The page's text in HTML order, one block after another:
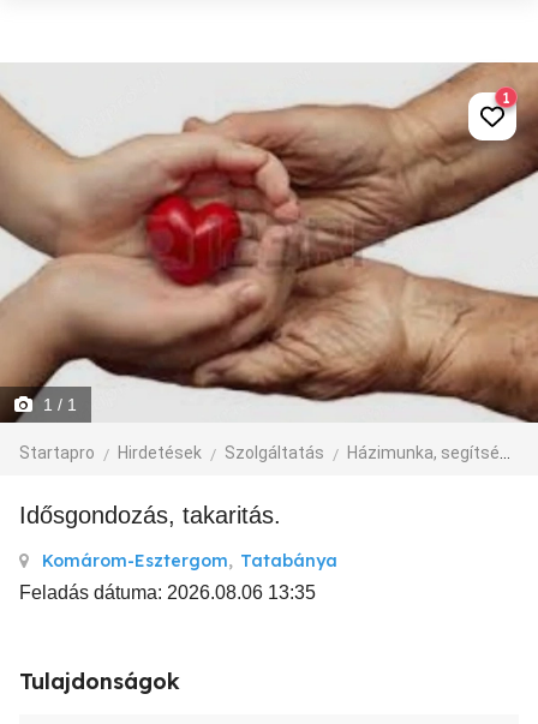
1 / 1
Startapro Hirdetések Szolgáltatás Házimunka, segítség
1
Idősgondozás, takaritás.
Komárom-Esztergom, Tatabánya
Feladás dátuma: 2026.08.06 13:35
Tulajdonságok